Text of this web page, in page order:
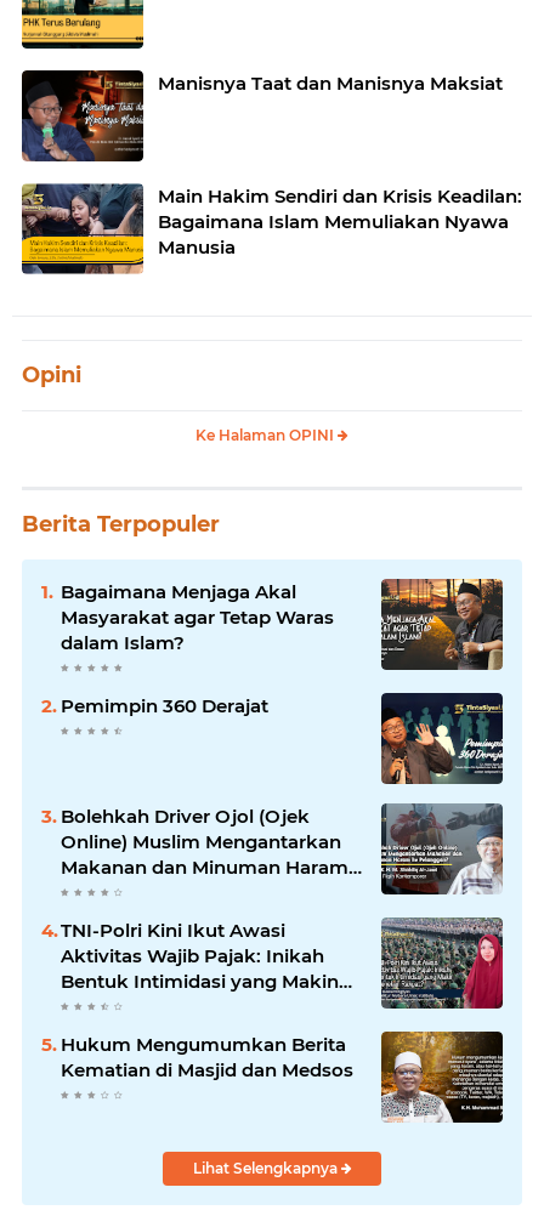
Manisnya Taat dan Manisnya Maksiat
Main Hakim Sendiri dan Krisis Keadilan:
Bagaimana Islam Memuliakan Nyawa
Manusia
Opini
Ke Halaman OPINI
Berita Terpopuler
Bagaimana Menjaga Akal
Masyarakat agar Tetap Waras
dalam Islam?
Pemimpin 360 Derajat
Bolehkah Driver Ojol (Ojek
Online) Muslim Mengantarkan
Makanan dan Minuman Haram
ke Pelanggan?
TNI-Polri Kini Ikut Awasi
Aktivitas Wajib Pajak: Inikah
Bentuk Intimidasi yang Makin
Menekan Rakyat?
Hukum Mengumumkan Berita
Kematian di Masjid dan Medsos
Lihat Selengkapnya